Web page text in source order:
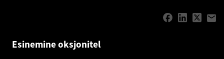
Esinemine oksjonitel